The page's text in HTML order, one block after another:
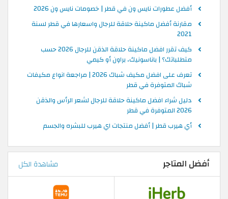
أفضل عطورات نايس ون في قطر | خصومات نايس ون 2026
مقارنة أفضل ماكينة حلاقة للرجال واسعارها في قطر لسنة
2021
كيف تقرر افضل ماكينة حلاقة الذقن للرجال 2026 حسب
متطلباتك؟ | باناسونيك، براون أو كيمي
تعرف على افضل مكيف شباك 2026 | مراجعة انواع مكيفات
شباك المتوفرة في قطر
دليل شراء افضل ماكينة حلاقة للرجال لشعر الرأس والذقن
2026 المتوفرة في قطر
أي هيرب قطر | أفضل منتجات اي هيرب للبشره والجسم
أفضل المتاجر مشاهدة الكل